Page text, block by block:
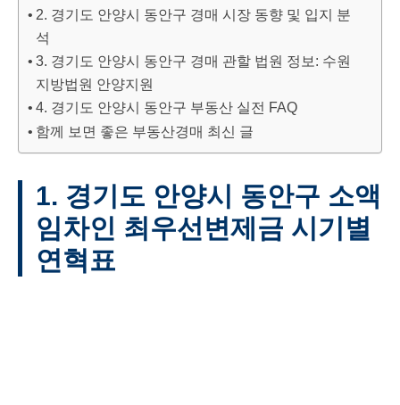
2. 경기도 안양시 동안구 경매 시장 동향 및 입지 분
석
3. 경기도 안양시 동안구 경매 관할 법원 정보: 수원
지방법원 안양지원
4. 경기도 안양시 동안구 부동산 실전 FAQ
함께 보면 좋은 부동산경매 최신 글
1. 경기도 안양시 동안구 소액
임차인 최우선변제금 시기별
연혁표